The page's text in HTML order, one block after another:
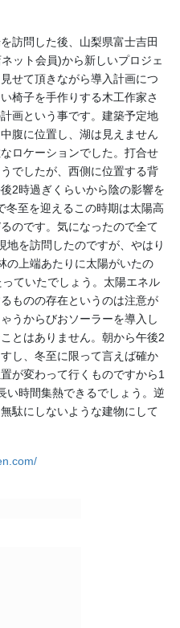
訪問した後、山梨県富士吉田
ット会員)から新しいプロジェ
せて頂きながら導入計画につ
椅子を手作りする木工作家さ
画という事です。建築予定地
腹に位置し、湖は見えません
ロケーションでした。打合せ
でしたが、西側に位置する背
2時過ぎくらいから陰の影響を
至を迎えるこの時期は太陽高
のです。気になったので全て
地を訪問したのですが、やはり
の上端あたりに太陽がいたの
ていたでしょう。太陽エネル
ものの存在というのは注意が
うからびおソーラーを導入し
とはありません。朝から午後2
し、冬至に限って言えば確か
が変わって行くものですから1
い時間集熱できるでしょう。逆
駄にしないような建物にして